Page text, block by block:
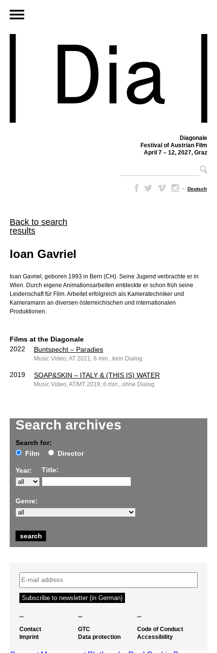
Diagonale
Festival of Austrian Film
April 7 – 12, 2027, Graz
– Deutsch
Back to search
results
Search archives
Search for:
Film
Director
Year: Title:
Genre:
Ioan Gavriel
Ioan Gavriel, geboren 1993 in Bern (CH). Seine Jugend verbrachte er in
Wien. Durch eigene Animationsarbeiten entdeckte er schon früh seine
Leidenschaft für Film. Arbeitet erfolgreich als Kameratechniker und
Kameramann an diversen österreichischen und internationalen
Produktionen.
Films at the Diagonale
2022
Buntspecht – Paradies
Music Video, AT 2021, 6 min., kein Dialog
2019 SOAP&SKIN – ITALY & (THIS IS) WATER
Music Video, AT/MT 2018, 6 min., ohne Dialog
– – –
Contact
Imprint
GTC
Data protection
Code of Conduct
Accessibility